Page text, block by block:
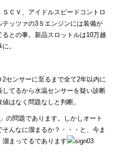
ＣＶ、アイドルスピードコントロ
ッツァの3Ｓエンジンには装備が
との事。新品スロットルは10万越
。
センサーに至るまで全て2年以内に
てるから水温センサーを疑い診断
はなく問題なしと判断。
の問題であります。しかしオート
んなに溜まるか？・・・と、今ま
まってるであります